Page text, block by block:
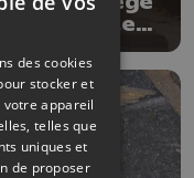
pistes
des cookies
stocker et
appareil
telles que
uniques et
de proposer